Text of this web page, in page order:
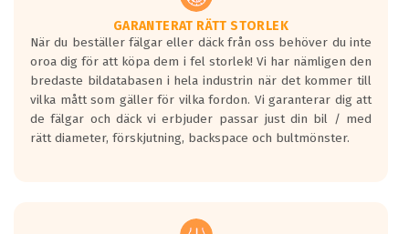
Vid körning i över 50km/h brukar
rullmotståndets ljud överträffa
motorljudet.
På däckmärkningen kommer det finnas
en symbol av ett däck med vågar. Hög
bullernivå markeras med svarta vågor
medans de vita vågorna påvisar om det är
ett tyst däck.
regelverket som introduceras år 2016.
GARANTERAT RÄTT STORLEK
När du beställer fälgar eller däck från oss behöver du inte
oroa dig för att köpa dem i fel storlek! Vi har nämligen den
bredaste bildatabasen i hela industrin när det kommer till
vilka mått som gäller för vilka fordon. Vi garanterar dig att
de fälgar och däck vi erbjuder passar just din bil / med
rätt diameter, förskjutning, backspace och bultmönster.